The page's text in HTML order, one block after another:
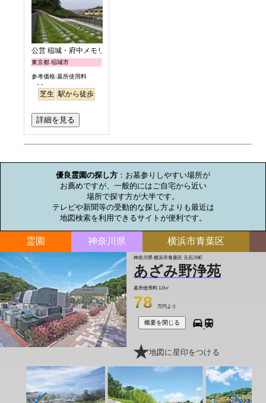
公営 稲城・府中メモリアルパーク
東京都 稲城市
参考価格:墓所使用料
- -
芝生 駅から徒歩
詳細を見る
優良霊園の探し方 ：お墓参りしやすい場所が
お薦めですが、一般的にはご自宅から近い
場所で探す方が大半です。
テレビや新聞等の受動的な探し方よりも最近は
地図検索を利用できるサイトが便利です。
霊園 神奈川県 横浜市青葉区
神奈川県 横浜市青葉区 元石川町
あざみ野浄苑
墓所使用料 1.0㎡
78 万円より
概要を閉じる
地図に星印をつける